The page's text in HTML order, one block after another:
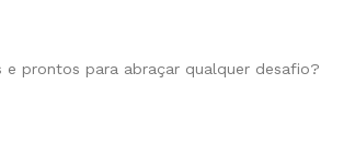
prontos para abraçar qualquer desafio?